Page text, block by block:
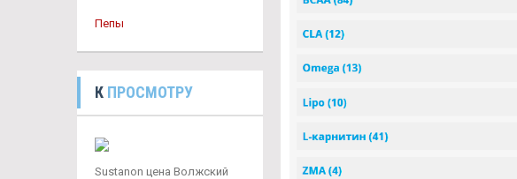
Пепы
К ПРОСМОТРУ
Sustanon цена Волжский